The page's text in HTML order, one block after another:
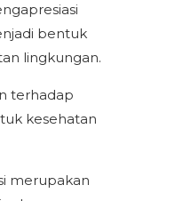
bentuk
lingkungan.
terhadap
kesehatan
merupakan